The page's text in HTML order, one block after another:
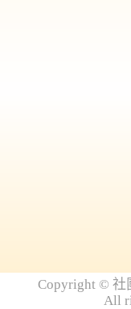
Copyright © 社
All